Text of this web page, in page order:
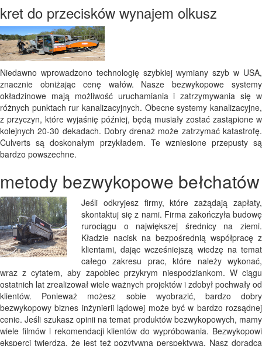
kret do przecisków wynajem olkusz
Niedawno wprowadzono technologię szybkiej wymiany szyb w USA,
znacznie obniżając cenę wałów. Nasze bezwykopowe systemy
okładzinowe mają możliwość uruchamiania i zatrzymywania się w
różnych punktach rur kanalizacyjnych. Obecne systemy kanalizacyjne,
z przyczyn, które wyjaśnię później, będą musiały zostać zastąpione w
kolejnych 20-30 dekadach. Dobry drenaż może zatrzymać katastrofę.
Culverts są doskonałym przykładem. Te wzniesione przepusty są
bardzo powszechne.
metody bezwykopowe bełchatów
Jeśli odkryjesz firmy, które zażądają zapłaty,
skontaktuj się z nami. Firma zakończyła budowę
rurociągu o największej średnicy na ziemi.
Kładzie nacisk na bezpośrednią współpracę z
klientami, dając wcześniejszą wiedzę na temat
całego zakresu prac, które należy wykonać,
wraz z cytatem, aby zapobiec przykrym niespodziankom. W ciągu
ostatnich lat zrealizował wiele ważnych projektów i zdobył pochwały od
klientów. Ponieważ możesz sobie wyobrazić, bardzo dobry
bezwykopowy biznes inżynierii lądowej może być w bardzo rozsądnej
cenie. Jeśli szukasz opinii na temat produktów bezwykopowych, mamy
wiele filmów i rekomendacji klientów do wypróbowania. Bezwykopowi
eksperci twierdzą, że jest też pozytywna perspektywa. Nasz doradca